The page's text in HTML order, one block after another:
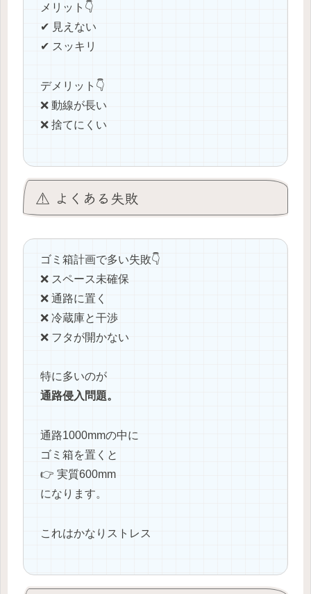
メリット👇
✔ 見えない
✔ スッキリ
デメリット👇
❌ 動線が長い
❌ 捨てにくい
⚠️ よくある失敗
ゴミ箱計画で多い失敗👇
❌ スペース未確保
❌ 通路に置く
❌ 冷蔵庫と干渉
❌ フタが開かない
特に多いのが
通路侵入問題。
通路1000mmの中に
ゴミ箱を置くと
👉 実質600mm
になります。
これはかなりストレス